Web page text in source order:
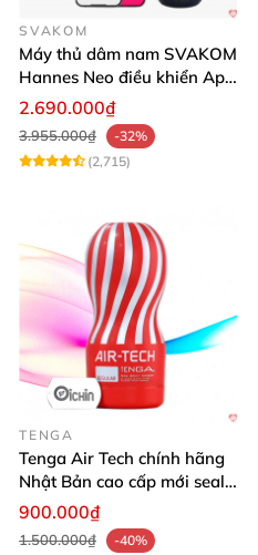
SVAKOM
Máy thủ dâm nam SVAKOM
Hannes Neo điều khiển App
tiện lợi
2.690.000₫
3.955.000₫
-32%
(2,715)
TENGA
Tenga Air Tech chính hãng
Nhật Bản cao cấp mới seal
giá tốt
900.000₫
1.500.000₫
-40%